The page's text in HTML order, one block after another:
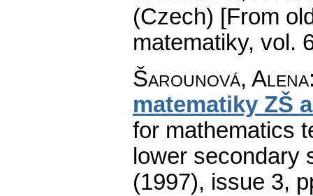
(Czech) [From
matematiky, vol.
Šarounová, Alena
matematiky ZŠ
for mathematics
lower secondary
(1997), issue 3,